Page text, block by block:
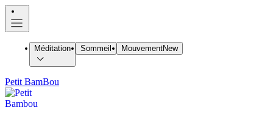
Méditation Sommeil MouvementNew
Petit BamBou